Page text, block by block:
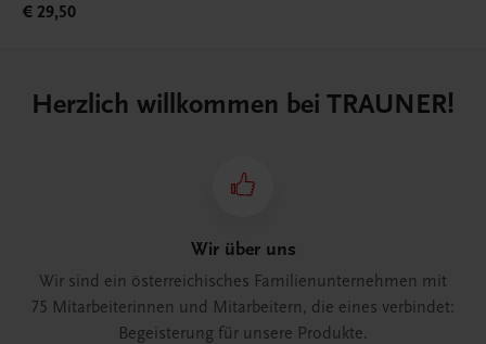
€ 29,50
Herzlich willkommen bei TRAUNER!
Wir über uns
Wir sind ein österreichisches Familienunternehmen mit
75 Mitarbeiterinnen und Mitarbeitern, die eines verbindet:
Begeisterung für unsere Produkte.